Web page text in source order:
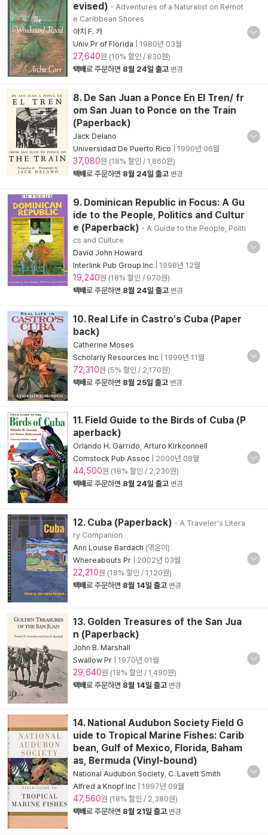
evised) - Adventures of a Naturalist on Remot
e Caribbean Shores
아치 F. 카
Univ Pr of Florida
1980년 03월
27,640원 (10% 할인 / 830원)
택배로 주문하면 8월 24일 출고 변경
8. De San Juan a Ponce En El Tren/ fr
om San Juan to Ponce on the Train
(Paperback)
Jack Delano
Universidad De Puerto Rico
1990년 06월
37,080원 (18% 할인 / 1,860원)
택배로 주문하면 8월 24일 출고 변경
9. Dominican Republic in Focus: A Gu
ide to the People, Politics and Cultur
e (Paperback) - A Guide to the People, Politi
cs and Culture
David John Howard
Interlink Pub Group Inc
1998년 12월
19,240원 (18% 할인 / 970원)
택배로 주문하면 8월 24일 출고 변경
10. Real Life in Castro's Cuba (Paper
back)
Catherine Moses
Scholarly Resources Inc
1999년 11월
72,310원 (5% 할인 / 2,170원)
택배로 주문하면 8월 25일 출고 변경
11. Field Guide to the Birds of Cuba (P
aperback)
Orlando H. Garrido Arturo Kirkconnell
Comstock Pub Assoc
2000년 08월
44,500원 (18% 할인 / 2,230원)
택배로 주문하면 8월 24일 출고 변경
12. Cuba (Paperback) - A Traveler's Litera
ry Companion
Ann Louise Bardach (엮은이)
Whereabouts Pr
2002년 03월
22,210원 (18% 할인 / 1,120원)
택배로 주문하면 8월 14일 출고 변경
13. Golden Treasures of the San Jua
n (Paperback)
John B. Marshall
Swallow Pr
1970년 01월
29,640원 (18% 할인 / 1,490원)
택배로 주문하면 8월 14일 출고 변경
14. National Audubon Society Field G
uide to Tropical Marine Fishes: Carib
bean, Gulf of Mexico, Florida, Baham
as, Bermuda (Vinyl-bound)
National Audubon Society C. Lavett Smith
Alfred a Knopf Inc
1997년 09월
47,560원 (18% 할인 / 2,380원)
택배로 주문하면 8월 21일 출고 변경